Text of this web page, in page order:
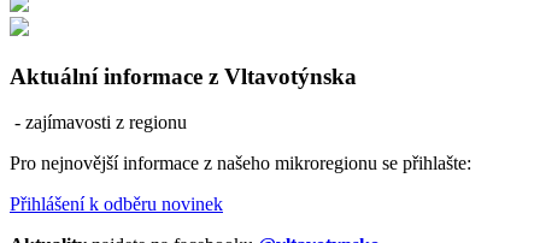
Aktuální informace z Vltavotýnska
- zajímavosti z regionu
Pro nejnovější informace z našeho mikroregionu se přihlašte:
Přihlášení k odběru novinek